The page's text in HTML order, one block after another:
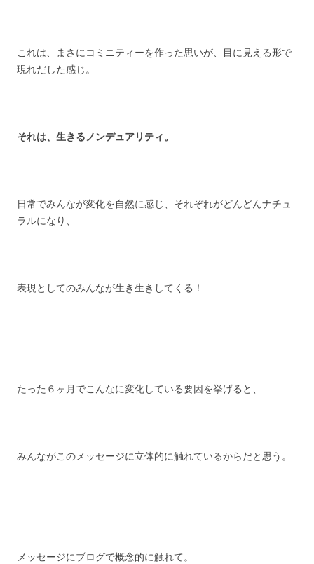
これは、まさにコミニティーを作った思いが、目に見える形で
現れだした感じ。
それは、生きるノンデュアリティ。
日常でみんなが変化を自然に感じ、それぞれがどんどんナチュ
ラルになり、
表現としてのみんなが生き生きしてくる！
たった６ヶ月でこんなに変化している要因を挙げると、
みんながこのメッセージに立体的に触れているからだと思う。
メッセージにブログで概念的に触れて。